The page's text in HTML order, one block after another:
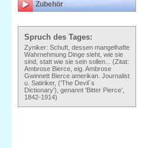
Zubehör
Spruch des Tages:
Zyniker: Schuft, dessen mangelhafte
Wahrnehmung Dinge sieht, wie sie
sind, statt wie sie sein sollen... (Zitat:
Ambrose Bierce, eig. Ambrose
Gwinnett Bierce amerikan. Journalist
u. Satiriker, ('The Devil´s
Dictionary'), genannt 'Bitter Pierce',
1842-1914)